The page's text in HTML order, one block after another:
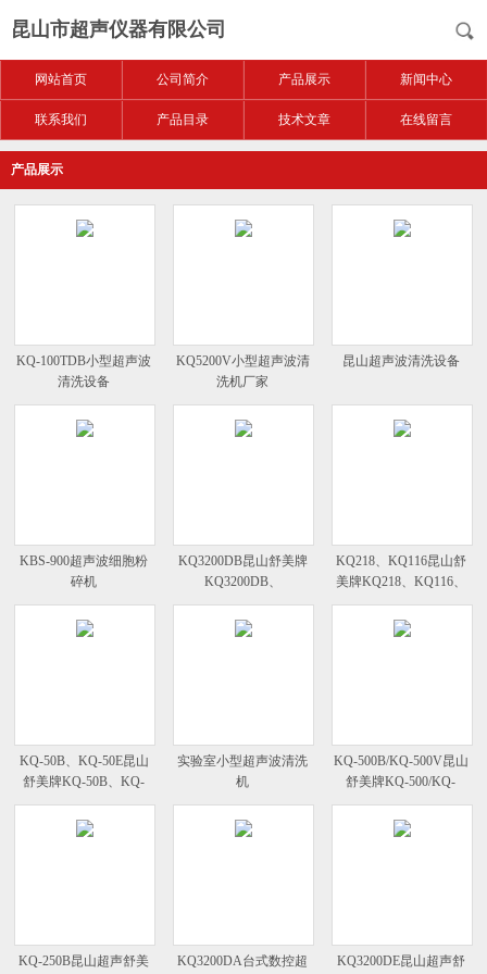
昆山市超声仪器有限公司
网站首页 公司简介 产品展示 新闻中心
联系我们 产品目录 技术文章 在线留言
产品展示
KQ-100TDB小型超声波
清洗设备
KQ5200V小型超声波清
洗机厂家
昆山超声波清洗设备
KBS-900超声波细胞粉
碎机
KQ3200DB昆山舒美牌
KQ3200DB、
KQ3200/KQ3200B/KQ3200E/KQ3200V
KQ218、KQ116昆山舒
美牌KQ218、KQ116、
KQ118超声波清洗器
KQ-50B、KQ-50E昆山
舒美牌KQ-50B、KQ-
50E清超声波清洗器
实验室小型超声波清洗
机
KQ-500B/KQ-500V昆山
舒美牌KQ-500/KQ-
500E/KQ-500B/KQ-500V
KQ-250B昆山超声舒美
KQ3200DA台式数控超
KQ3200DE昆山超声舒